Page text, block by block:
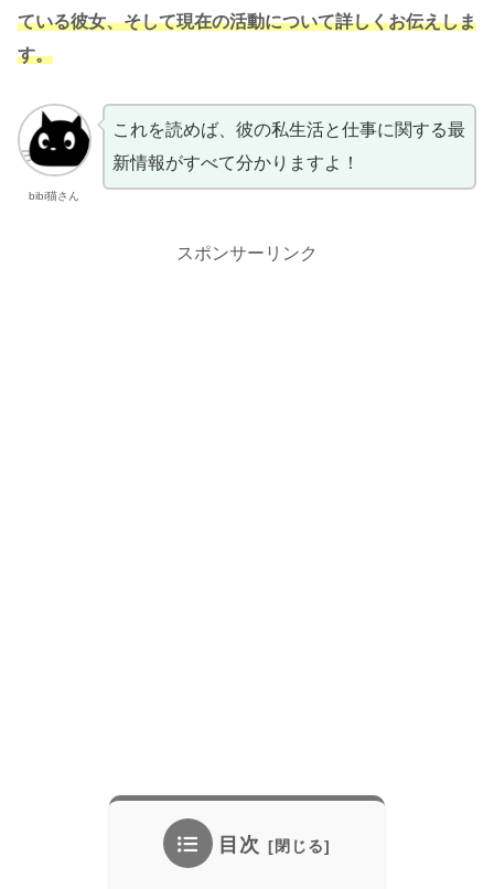
ている彼女、そして現在の活動について詳しくお伝えしま
す。
bibi猫さん
これを読めば、彼の私生活と仕事に関する最
新情報がすべて分かりますよ！
スポンサーリンク
目次